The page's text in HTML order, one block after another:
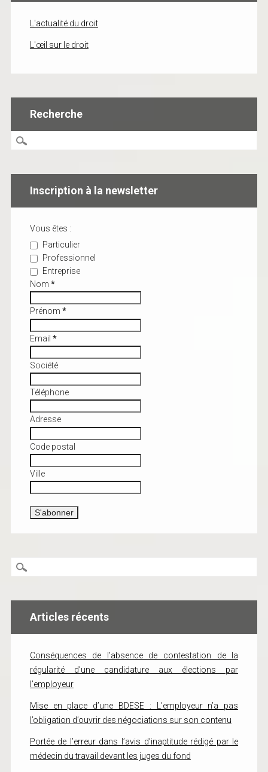
L'actualité du droit
L'œil sur le droit
Recherche
Inscription à la newsletter
Vous êtes :
Particulier
Professionnel
Entreprise
Nom *
Prénom *
Email *
Société
Téléphone
Adresse
Code postal
Ville
Articles récents
Conséquences de l’absence de contestation de la
régularité d’une candidature aux élections par
l’employeur
Mise en place d’une BDESE : L’employeur n’a pas
l’obligation d’ouvrir des négociations sur son contenu
Portée de l’erreur dans l’avis d’inaptitude rédigé par le
médecin du travail devant les juges du fond